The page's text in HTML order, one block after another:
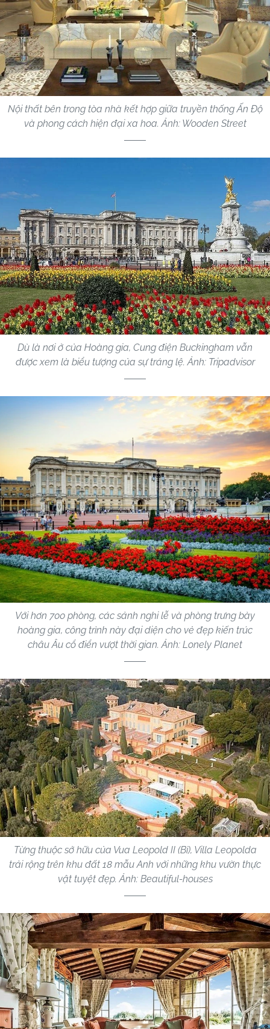
Nội thất bên trong tòa nhà kết hợp giữa truyền thống Ấn Độ
và phong cách hiện đại xa hoa. Ảnh: Wooden Street
Dù là nơi ở của Hoàng gia, Cung điện Buckingham vẫn
được xem là biểu tượng của sự tráng lệ. Ảnh: Tripadvisor
Với hơn 700 phòng, các sảnh nghi lễ và phòng trưng bày
hoàng gia, công trình này đại diện cho vẻ đẹp kiến trúc
châu Âu cổ điển vượt thời gian. Ảnh: Lonely Planet
Từng thuộc sở hữu của Vua Leopold II (Bỉ), Villa Leopolda
trải rộng trên khu đất 18 mẫu Anh với những khu vườn thực
vật tuyệt đẹp. Ảnh: Beautiful-houses